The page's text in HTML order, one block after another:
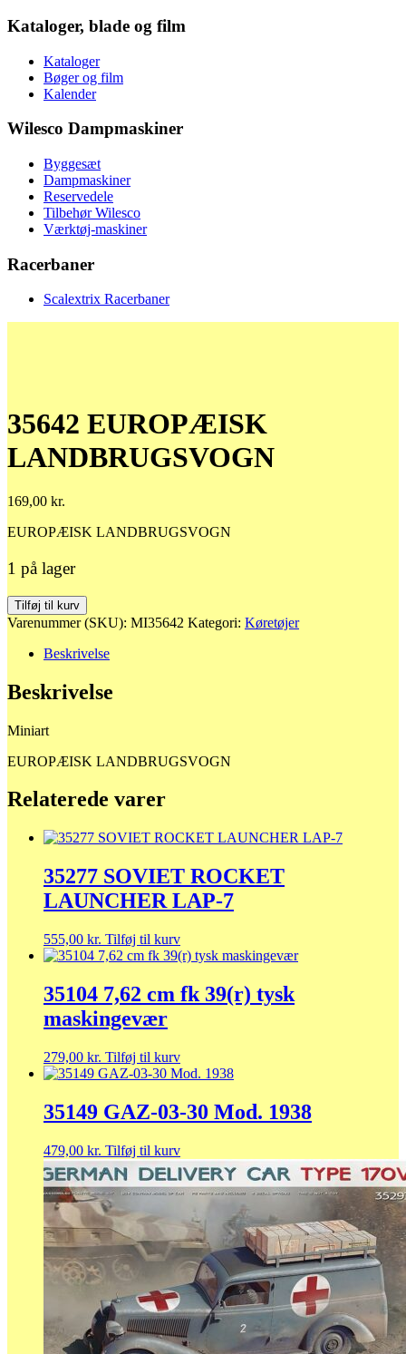
Kataloger, blade og film
Kataloger
Bøger og film
Kalender
Wilesco Dampmaskiner
Byggesæt
Dampmaskiner
Reservedele
Tilbehør Wilesco
Værktøj-maskiner
Racerbaner
Scalextrix Racerbaner
35642 EUROPÆISK
LANDBRUGSVOGN
169,00 kr.
EUROPÆISK LANDBRUGSVOGN
1 på lager
35642
EUROPÆISK
LANDBRUGSVOGN
antal
Tilføj til kurv
Varenummer (SKU): MI35642 Kategori: Køretøjer
Beskrivelse
Beskrivelse
Miniart
EUROPÆISK LANDBRUGSVOGN
Relaterede varer
35277 SOVIET ROCKET
LAUNCHER LAP-7
555,00 kr. Tilføj til kurv
35104 7,62 cm fk 39(r) tysk
maskingevær
279,00 kr. Tilføj til kurv
35149 GAZ-03-30 Mod. 1938
479,00 kr. Tilføj til kurv